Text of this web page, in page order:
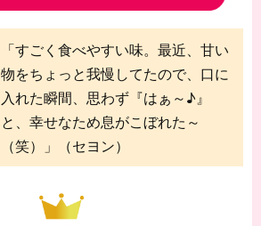
「すごく食べやすい味。最近、甘い
物をちょっと我慢してたので、口に
入れた瞬間、思わず『はぁ～♪』
と、幸せなため息がこぼれた～
（笑）」（セヨン）